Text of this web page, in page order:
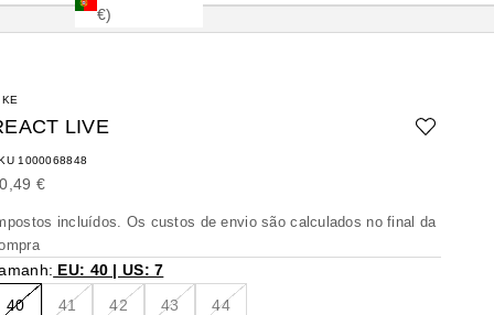
€)
LIVE
1000068848
promocional
€
incluídos. Os custos de enviosão calculados no final da
EU: 40 | US: 7
40 41 42 43 44